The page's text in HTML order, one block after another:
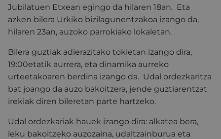
Jubilatuen Etxean egingo da hilaren 18an. Eta
azken bilera Urkiko bizilagunentzakoa izango da,
hilaren 23an, auzoko parrokiako lokaletan.
Bilera guztiak adierazitako tokietan izango dira,
19:00etatik aurrera, eta dinamika aurreko
urteetakoaren berdina izango da. Udal ordezkaritza
bat joango da auzo bakoitzera, jende guztiarentzat
irekiak diren bileretan parte hartzeko.
Udal ordezkariak hauek izango dira: alkatea bera,
leku bakoitzeko auzozaina, udaltzainburua eta